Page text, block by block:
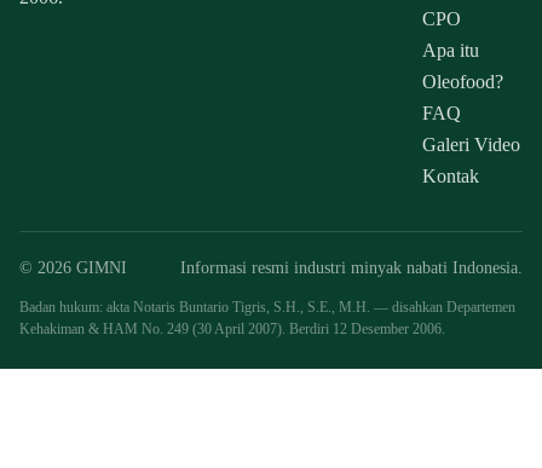
CPO
Apa itu
Oleofood?
FAQ
Galeri Video
Kontak
© 2026 GIMNI Informasi resmi industri minyak nabati Indonesia.
Badan hukum: akta Notaris Buntario Tigris, S.H., S.E., M.H. — disahkan Departemen
Kehakiman & HAM No. 249 (30 April 2007). Berdiri 12 Desember 2006.